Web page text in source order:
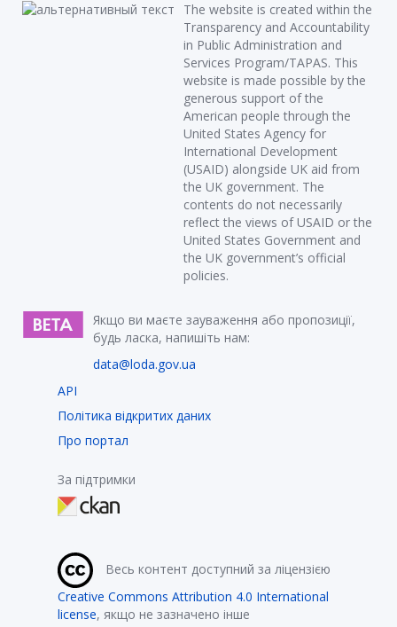
The website is created within the
Transparency and Accountability
in Public Administration and
Services Program/TAPAS. This
website is made possible by the
generous support of the
American people through the
United States Agency for
International Development
(USAID) alongside UK aid from
the UK government. The
contents do not necessarily
reflect the views of USAID or the
United States Government and
the UK government’s official
policies.
Якщо ви маєте зауваження або пропозиції,
будь ласка, напишіть нам:
data@loda.gov.ua
API
Політика відкритих даних
Про портал
За підтримки
Весь контент доступний за ліцензією
Creative Commons Attribution 4.0 International
license, якщо не зазначено інше